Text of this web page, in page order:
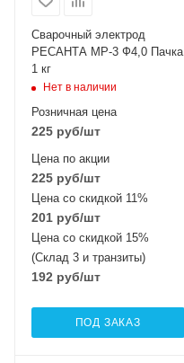
Сварочный электрод
РЕСАНТА МР-3 Ф4,0 Пачка
1 кг
Нет в наличии
Розничная цена
225 руб/шт
Цена по акции
225 руб/шт
Цена со скидкой 11%
201 руб/шт
Цена со скидкой 15%
(Склад 3 и транзиты)
192 руб/шт
ПОД ЗАКАЗ